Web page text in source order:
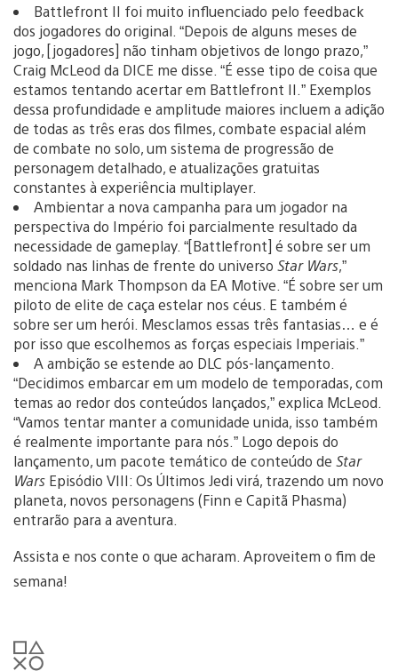
Battlefront II foi muito influenciado pelo feedback
dos jogadores do original. “Depois de alguns meses de
jogo, [jogadores] não tinham objetivos de longo prazo,”
Craig McLeod da DICE me disse. “É esse tipo de coisa que
estamos tentando acertar em Battlefront II.” Exemplos
dessa profundidade e amplitude maiores incluem a adição
de todas as três eras dos filmes, combate espacial além
de combate no solo, um sistema de progressão de
personagem detalhado, e atualizações gratuitas
constantes à experiência multiplayer.
Ambientar a nova campanha para um jogador na
perspectiva do Império foi parcialmente resultado da
necessidade de gameplay. “[Battlefront] é sobre ser um
soldado nas linhas de frente do universo Star Wars,”
menciona Mark Thompson da EA Motive. “É sobre ser um
piloto de elite de caça estelar nos céus. E também é
sobre ser um herói. Mesclamos essas três fantasias… e é
por isso que escolhemos as forças especiais Imperiais.”
A ambição se estende ao DLC pós-lançamento.
“Decidimos embarcar em um modelo de temporadas, com
temas ao redor dos conteúdos lançados,” explica McLeod.
“Vamos tentar manter a comunidade unida, isso também
é realmente importante para nós.” Logo depois do
lançamento, um pacote temático de conteúdo de Star
Wars Episódio VIII: Os Últimos Jedi virá, trazendo um novo
planeta, novos personagens (Finn e Capitã Phasma)
entrarão para a aventura.
Assista e nos conte o que acharam. Aproveitem o fim de
semana!